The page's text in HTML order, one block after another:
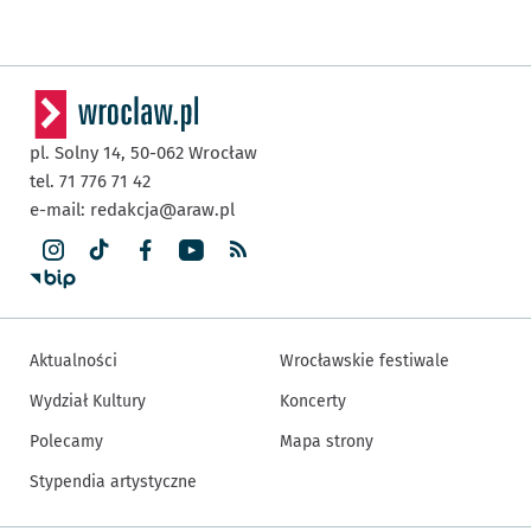
pl. Solny 14, 50-062 Wrocław
tel. 71 776 71 42
e-mail: redakcja@araw.pl
Aktualności
Wydział Kultury
Polecamy
Stypendia artystyczne
Wrocławskie festiwale
Koncerty
Mapa strony